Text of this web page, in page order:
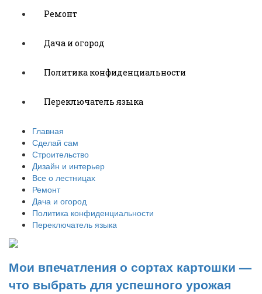
Ремонт
Дача и огород
Политика конфиденциальности
Переключатель языка
Главная
Сделай сам
Строительство
Дизайн и интерьер
Все о лестницах
Ремонт
Дача и огород
Политика конфиденциальности
Переключатель языка
Мои впечатления о сортах картошки —
что выбрать для успешного урожая